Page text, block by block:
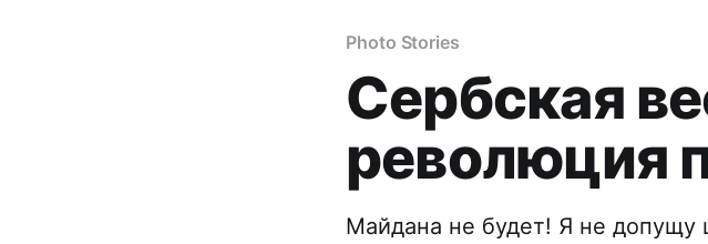
Photo Stories
Сербская
революция
Майдана не будет! Я не допущу